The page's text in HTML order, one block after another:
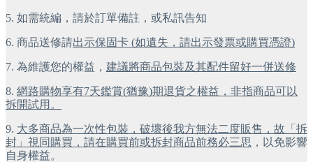
5. 如需統編，請於訂單備註，或私訊告知
6. 商品送修請出示保固卡 (如遺失，請出示發票或購買憑證)
7. 為維護您的權益， 建議將商品包裝及其配件留好一併送修
8. 網路購物享有7天鑑賞(猶豫)期退貨之權益，非指商品可以
拆開試用。
9. 大多商品為一次性包裝，破壞後我方無法二度販售，故「拆
封」視同購買，請在購買前或拆封商品前務必三思 ，以免影響
自身權益。